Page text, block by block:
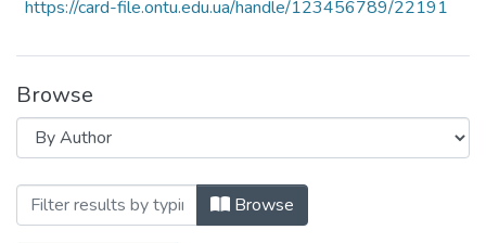
https://card-file.ontu.edu.ua/handle/123456789/22191
Browse
Browsing E2 (101) - Екологія by Author
Browse